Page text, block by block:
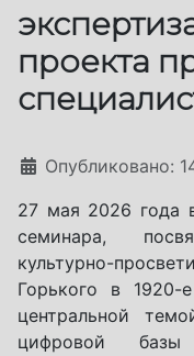
проекта
Информация о
Опубликовано:
27 мая 2026 года
семинара,
культурно-
Горького в 1920-
центральной
цифровой базы